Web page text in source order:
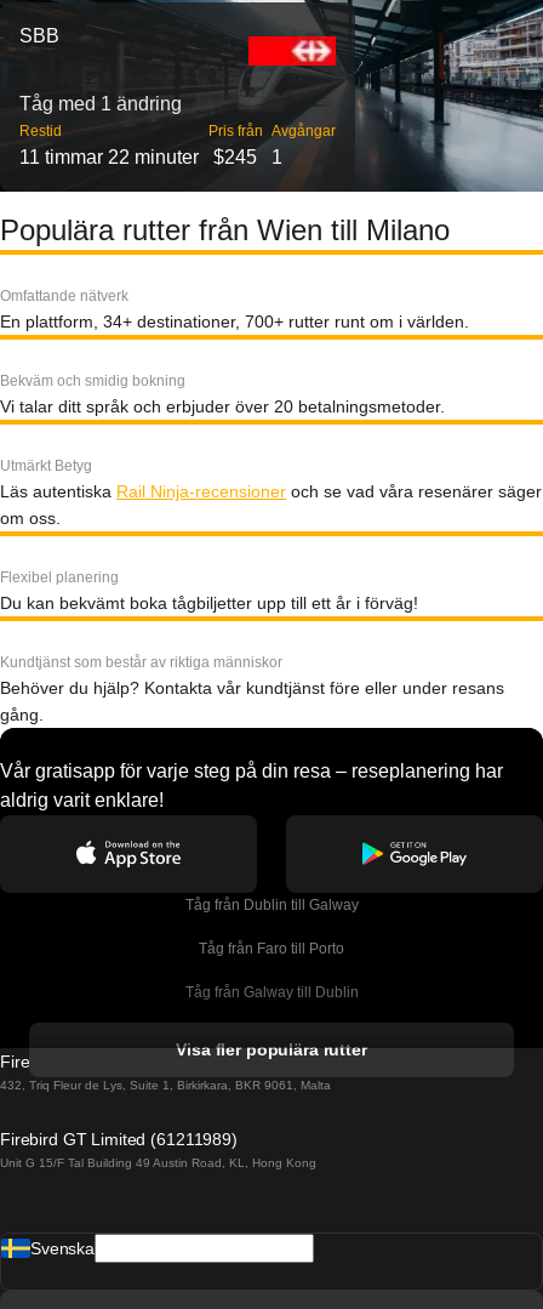
SBB
Tåg med 1 ändring
Restid
11 timmar 22 minuter
Pris från
$245
Avgångar
1
Populära rutter från Wien till Milano
Omfattande nätverk
En plattform, 34+ destinationer, 700+ rutter runt om i världen.
Bekväm och smidig bokning
Vi talar ditt språk och erbjuder över 20 betalningsmetoder.
Utmärkt Betyg
Läs autentiska Rail Ninja-recensioner och se vad våra resenärer säger
om oss.
Flexibel planering
Du kan bekvämt boka tågbiljetter upp till ett år i förväg!
Kundtjänst som består av riktiga människor
Behöver du hjälp? Kontakta vår kundtjänst före eller under resans
gång.
Vår gratisapp för varje steg på din resa – reseplanering har
aldrig varit enklare!
Tåg från Dublin till Galway
Tåg från Faro till Porto
Tåg från Galway till Dublin
Tåg från Porto till Faro
Tåg från Barcelona till Madrid
Visa fler populära rutter
Firebird GT Limited (OC 1451)
432, Triq Fleur de Lys, Suite 1, Birkirkara, BKR 9061, Malta
Firebird GT Limited (61211989)
Unit G 15/F Tal Building 49 Austin Road, KL, Hong Kong
Svenska